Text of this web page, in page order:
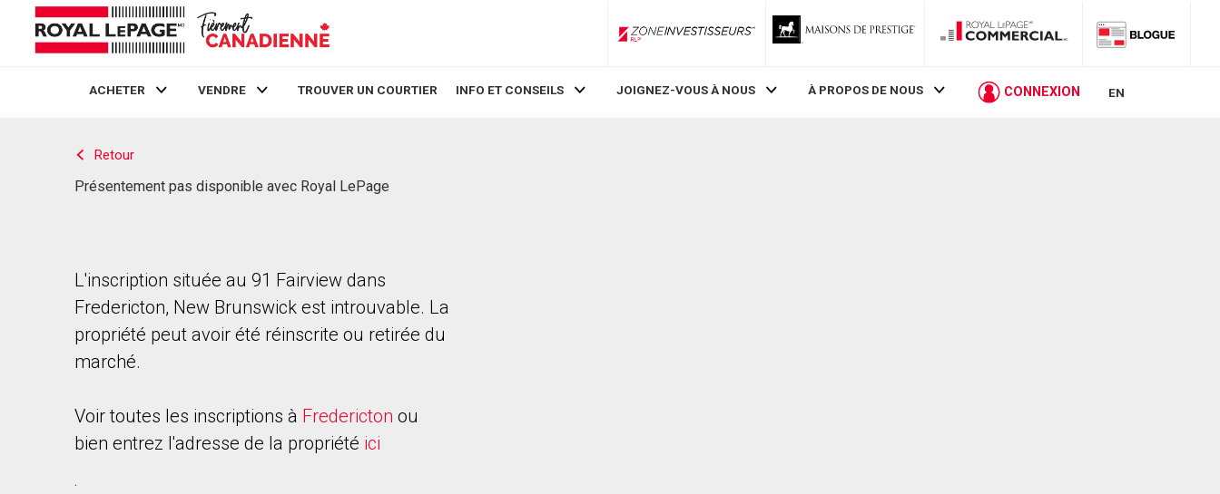
ZoneInvestisseurs RLP
ACHETER VENDRE TROUVER UN COURTIER INFO ET CONSEILS JOIGNEZ-VOUS À NOUS À PROPOS DE NOUS CONNEXION EN
Retour
Présentement pas disponible avec Royal LePage
L'inscription située au 91 Fairview dans
Fredericton, New Brunswick est introuvable. La
propriété peut avoir été réinscrite ou retirée du
marché.
Voir toutes les inscriptions à Fredericton ou
bien entrez l'adresse de la propriété ici
.